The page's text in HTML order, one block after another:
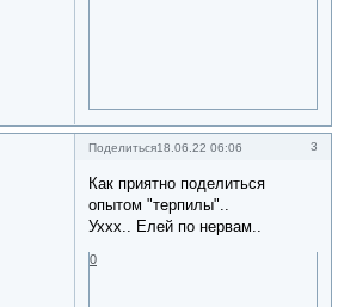
Поделиться 3
18.06.22 06:06
Как приятно поделиться
опытом "терпилы"..
Уххх.. Елей по нервам..
0